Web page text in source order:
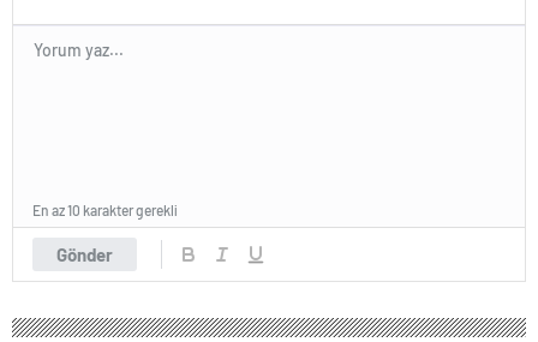
Gönder
En az 10 karakter gerekli